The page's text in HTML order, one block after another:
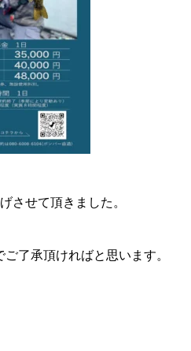
させて頂きました。
了承頂ければと思います。